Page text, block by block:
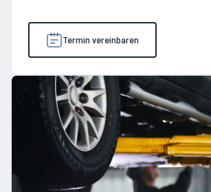
Termin vereinbaren